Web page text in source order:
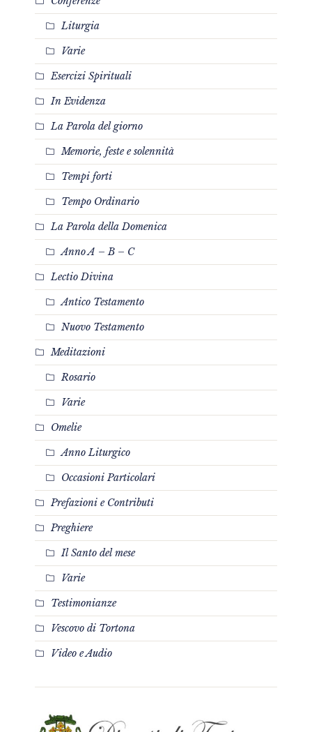
Liturgia
Varie
Esercizi Spirituali
In Evidenza
La Parola del giorno
Memorie, feste e solennità
Tempi forti
Tempo Ordinario
La Parola della Domenica
Anno A – B – C
Lectio Divina
Antico Testamento
Nuovo Testamento
Meditazioni
Rosario
Varie
Omelie
Anno Liturgico
Occasioni Particolari
Prefazioni e Contributi
Preghiere
Il Santo del mese
Varie
Testimonianze
Vescovo di Tortona
Video e Audio